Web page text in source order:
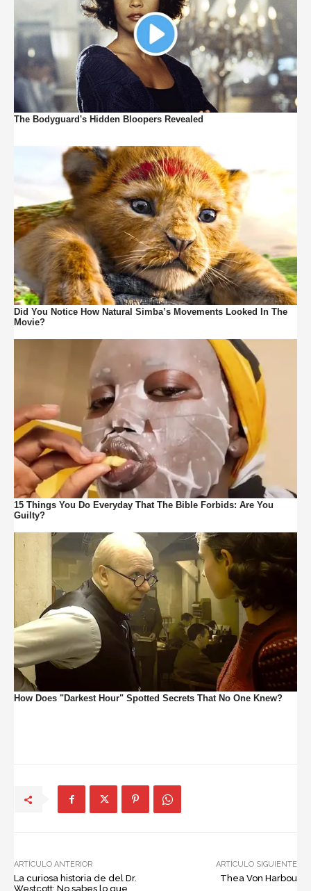
ARTÍCULO ANTERIOR
La curiosa historia de del Dr.
Westcott: No sabes lo que
ARTÍCULO SIGUIENTE
Thea Von Harbou